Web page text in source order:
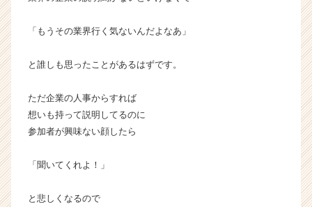
ラ
ン】
ベ
ン
チ
「もうその業界行く気ないんだよなあ」
と誰しも思ったことがあるはずです。
ただ企業の人事からすれば
想いも持って説明してるのに
参加者が興味ない顔したら
「聞いてくれよ！」
と悲しくなるので